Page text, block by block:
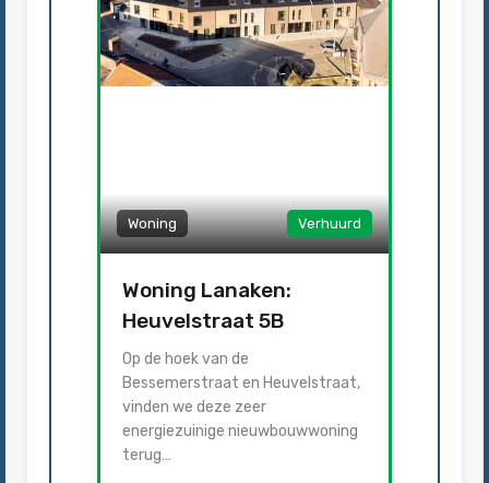
Woning Verhuurd
Woning Lanaken:
Heuvelstraat 5B
Op de hoek van de
Bessemerstraat en Heuvelstraat,
vinden we deze zeer
energiezuinige nieuwbouwwoning
terug…